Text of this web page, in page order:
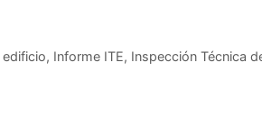
edificio, Informe ITE, Inspección Técnica